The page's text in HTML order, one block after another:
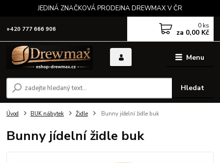
JEDINÁ ZNAČKOVÁ PRODEJNA DREWMAX V ČR
Menu
Hledat
+420 777 666 906 0 ks
za 0,00 Kč
Úvod BUK nábytek Židle Bunny jídelní židle buk
Bunny jídelní židle buk